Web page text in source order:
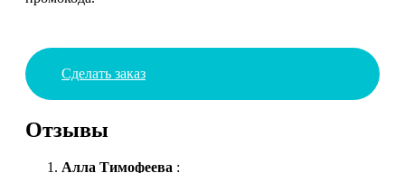
Сделать заказ
Отзывы
Алла Тимофеева :